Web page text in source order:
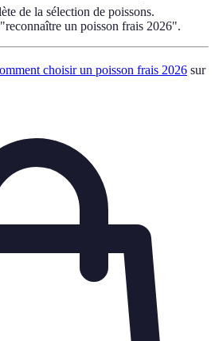
de la sélection de poissons.
un poisson frais 2026".
choisir un poisson frais 2026 sur